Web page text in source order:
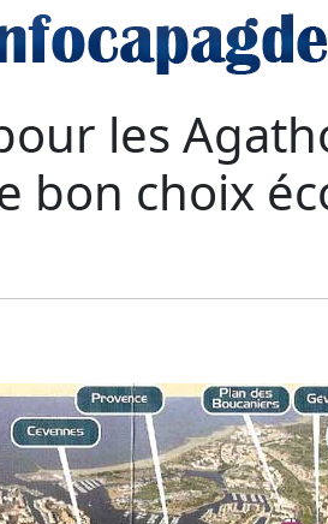
les
bon choix